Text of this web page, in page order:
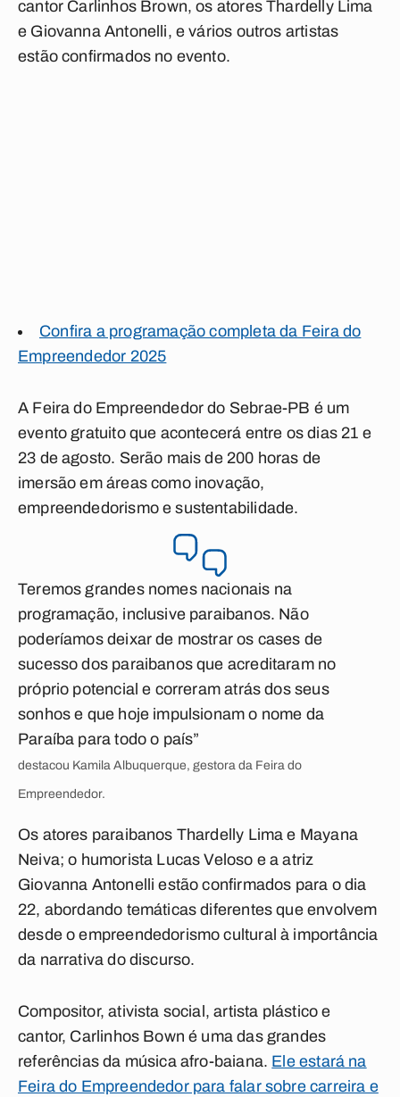
cantor Carlinhos Brown, os atoresThardelly Lima
e Giovanna Antonelli, e vários outros artistas
estão confirmados no evento.
Confira a programação completa da Feira do
Empreendedor 2025
A Feira do Empreendedor do Sebrae-PB é um
evento gratuito que acontecerá entre os dias 21 e
23 de agosto. Serão mais de 200 horas de
imersão em áreas como inovação,
empreendedorismo e sustentabilidade.
Teremos grandes nomes nacionais na
programação, inclusive paraibanos. Não
poderíamos deixar de mostrar os cases de
sucesso dos paraibanos que acreditaram no
próprio potencial e correram atrás dos seus
sonhos e que hoje impulsionam o nome da
Paraíba para todo o país”
destacou Kamila Albuquerque, gestora da Feira do
Empreendedor.
Os atores paraibanos Thardelly Lima e Mayana
Neiva; o humorista Lucas Veloso e a atriz
Giovanna Antonelli estão confirmados para o dia
22, abordando temáticas diferentes que envolvem
desde o empreendedorismo cultural à importância
da narrativa do discurso.
Compositor, ativista social, artista plástico e
cantor, Carlinhos Bown é uma das grandes
referências da música afro-baiana. Ele estará na
Feira do Empreendedor para falar sobre carreira e